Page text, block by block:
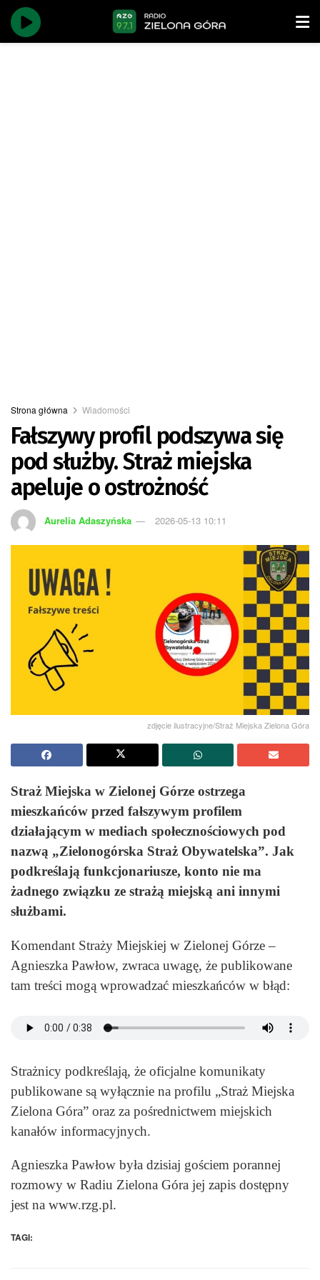
Strona główna Wiadomości
Fałszywy profil podszywa się
pod służby. Straż miejska
apeluje o ostrożność
Aurelia Adaszyńska 2026-05-13 10:11
zdjęcie ilustracyjne/Straż Miejska Zielona Góra
Straż Miejska w Zielonej Górze ostrzega
mieszkańców przed fałszywym profilem
działającym w mediach społecznościowych pod
nazwą „Zielonogórska Straż Obywatelska”. Jak
podkreślają funkcjonariusze, konto nie ma
żadnego związku ze strażą miejską ani innymi
służbami.
Komendant Straży Miejskiej w Zielonej Górze –
Agnieszka Pawłow, zwraca uwagę, że publikowane
tam treści mogą wprowadzać mieszkańców w błąd:
Strażnicy podkreślają, że oficjalne komunikaty
publikowane są wyłącznie na profilu „Straż Miejska
Zielona Góra” oraz za pośrednictwem miejskich
kanałów informacyjnych.
Agnieszka Pawłow była dzisiaj gościem porannej
rozmowy w Radiu Zielona Góra jej zapis dostępny
jest na www.rzg.pl.
TAGI: